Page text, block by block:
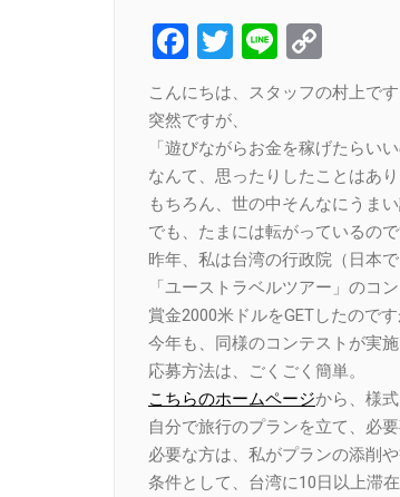
Facebook
Twitter
Line
Link
こんにちは、スタッフの村上です
突然ですが、
「遊びながらお金を稼げたらいい
なんて、思ったりしたことはあ
もちろん、世の中そんなにうま
でも、たまには転がっているので
昨年、私は台湾の行政院（日本
「ユーストラベルツアー」のコ
賞金2000米ドルをGETしたのです
今年も、同様のコンテストが実
応募方法は、ごくごく簡単。
こちらのホームページから、様
自分で旅行のプランを立て、必
必要な方は、私がプランの添削
条件として、台湾に10日以上滞